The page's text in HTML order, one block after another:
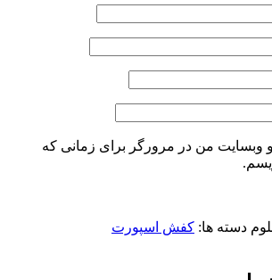
و وبسایت من در مرورگر برای زمانی که
دسته ها: کفش اسپورت